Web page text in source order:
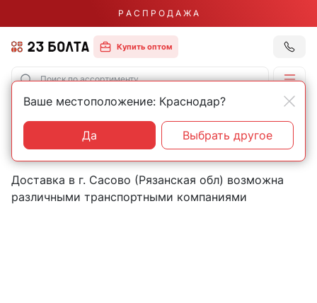
Р А С П Р О Д А Ж А
Купить оптом
Главная Контакты Сасово
Пункты выдачи товаров в
городе Сасово (Рязанская обл)
Доставка в г. Сасово (Рязанская обл) возможна
различными транспортными компаниями
Ваше местоположение: Краснодар?
Да Выбрать другое